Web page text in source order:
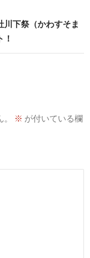
下祭（かわすそま
※ が付いている欄